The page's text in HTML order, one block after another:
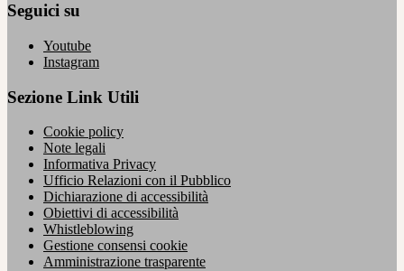
Seguici su
Youtube
Instagram
Sezione Link Utili
Cookie policy
Note legali
Informativa Privacy
Ufficio Relazioni con il Pubblico
Dichiarazione di accessibilità
Obiettivi di accessibilità
Whistleblowing
Gestione consensi cookie
Amministrazione trasparente